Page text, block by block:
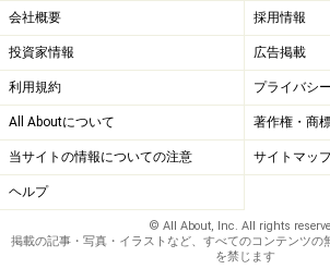
会社概要 採用情報
投資家情報 広告掲載
利用規約 プライバシ
All Aboutについて 著作権・商
当サイトの情報についての注意 サイトマッ
ヘルプ
© All About, Inc. All rights
掲載の記事・写真・イラストなど、すべてのコンテンツの
を禁じます